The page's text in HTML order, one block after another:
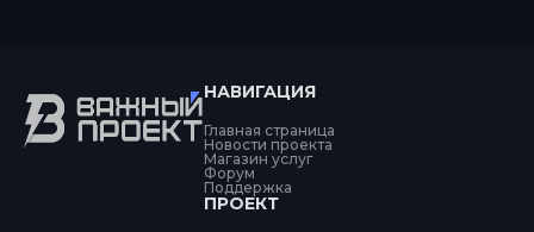
НАВИГАЦИЯ
Главная страница
Новости проекта
Магазин услуг
Форум
Поддержка
ПРОЕКТ